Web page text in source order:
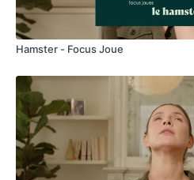
Hamster - Focus Joue